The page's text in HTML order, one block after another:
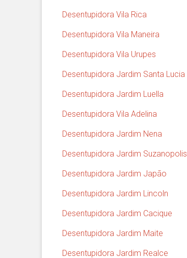
Desentupidora Vila Rica
Desentupidora Vila Maneira
Desentupidora Vila Urupes
Desentupidora Jardim Santa Lucia
Desentupidora Jardim Luella
Desentupidora Vila Adelina
Desentupidora Jardim Nena
Desentupidora Jardim Suzanopolis
Desentupidora Jardim Japão
Desentupidora Jardim Lincoln
Desentupidora Jardim Cacique
Desentupidora Jardim Maite
Desentupidora Jardim Realce